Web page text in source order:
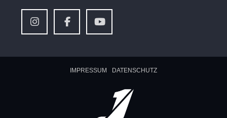
IMPRESSUM DATENSCHUTZ